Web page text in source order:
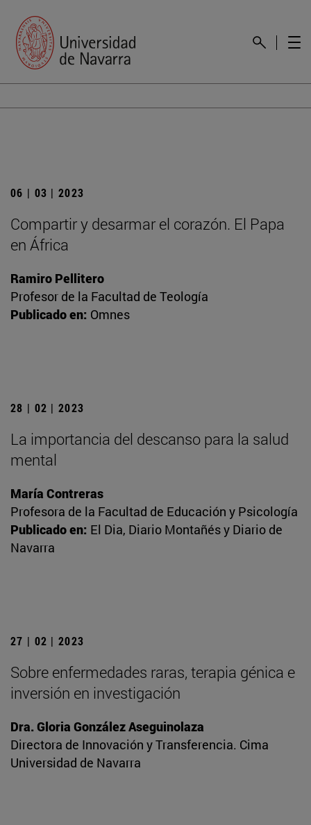
06 | 03 | 2023
Compartir y desarmar el corazón. El Papa
en África
Ramiro Pellitero
Profesor de la Facultad de Teología
Publicado en: Omnes
28 | 02 | 2023
La importancia del descanso para la salud
mental
María Contreras
Profesora de la Facultad de Educación y Psicología
Publicado en: El Dia, Diario Montañés y Diario de
Navarra
27 | 02 | 2023
Sobre enfermedades raras, terapia génica e
inversión en investigación
Dra. Gloria González Aseguinolaza
Directora de Innovación y Transferencia. Cima
Universidad de Navarra